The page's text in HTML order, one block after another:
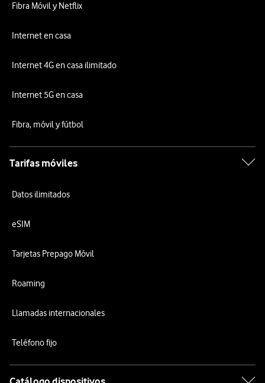
Fibra Móvil y Netflix
Internet en casa
Internet 4G en casa ilimitado
Internet 5G en casa
Fibra, móvil y fútbol
Tarifas móviles
Datos ilimitados
eSIM
Tarjetas Prepago Móvil
Roaming
Llamadas internacionales
Teléfono fijo